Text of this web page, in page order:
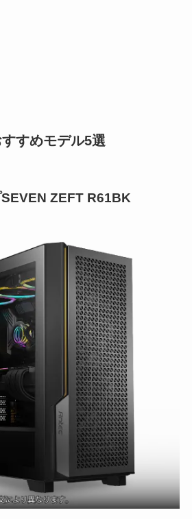
すめモデル5選
ZEFT R61BK